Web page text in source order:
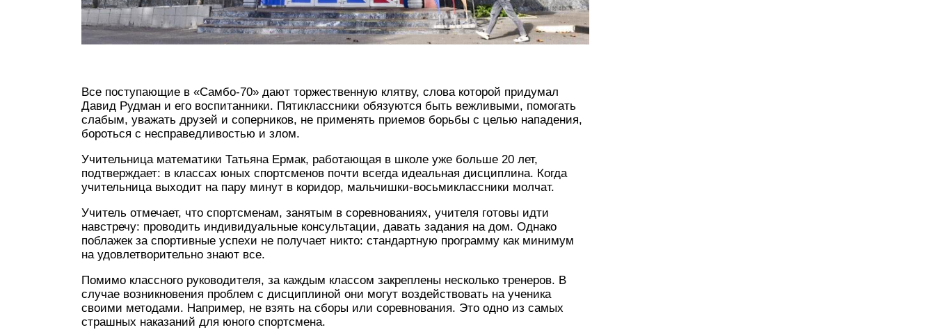
Все поступающие в «Самбо-70» дают торжественную клятву, слова которой придумал
Давид Рудман и его воспитанники. Пятиклассники обязуются быть вежливыми, помогать
слабым, уважать друзей и соперников, не применять приемов борьбы с целью нападения,
бороться с несправедливостью и злом.
Учительница математики Татьяна Ермак, работающая в школе уже больше 20 лет,
подтверждает: в классах юных спортсменов почти всегда идеальная дисциплина. Когда
учительница выходит на пару минут в коридор, мальчишки-восьмиклассники молчат.
Учитель отмечает, что спортсменам, занятым в соревнованиях, учителя готовы идти
навстречу: проводить индивидуальные консультации, давать задания на дом. Однако
поблажек за спортивные успехи не получает никто: стандартную программу как минимум
на удовлетворительно знают все.
Помимо классного руководителя, за каждым классом закреплены несколько тренеров. В
случае возникновения проблем с дисциплиной они могут воздействовать на ученика
своими методами. Например, не взять на сборы или соревнования. Это одно из самых
страшных наказаний для юного спортсмена.